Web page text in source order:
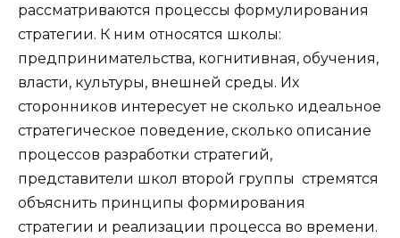
рассматриваются процессы формулирования
стратегии. К ним относятся школы:
предпринимательства, когнитивная, обучения,
власти, культуры, внешней среды. Их
сторонников интересует не сколько идеальное
стратегическое поведение, сколько описание
процессов разработки стратегий,
представители школ второй группы стремятся
объяснить принципы формирования
стратегии и реализации процесса во времени.